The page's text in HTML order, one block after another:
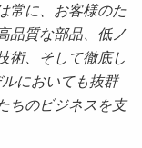
常に、お客様のた
品質な部品、低ノ
術、そして徹底し
においても抜群
ちのビジネスを支